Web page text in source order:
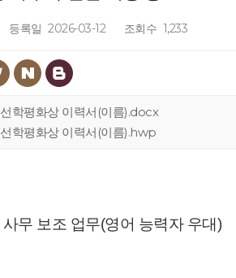
등록일 2026-03-12 조회수 1,233
선학평화상 이력서(이름).docx
선학평화상 이력서(이름).hwp
사무 보조 업무(영어 능력자 우대)